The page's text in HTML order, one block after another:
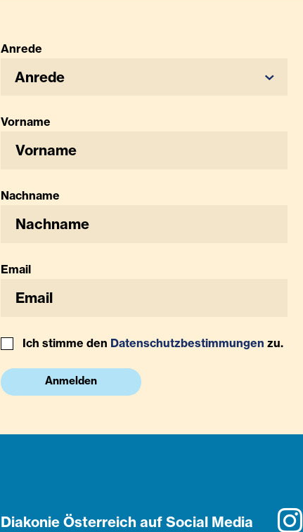
Anrede
Anrede
Vorname
Nachname
Email
Ich stimme den Datenschutzbestimmungen zu.
Anmelden
Diakonie Österreich auf Social Media